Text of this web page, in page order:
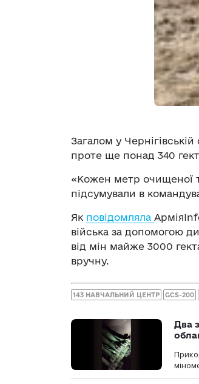
Загалом у
проте ще понад 340
«Кожен метр очищеної
підсумували в
Як повідомляла
війська за допомогою
від мін майже 3000
вручну.
143 НАВЧАЛЬНИЙ ЦЕНТР GCS-200
Два